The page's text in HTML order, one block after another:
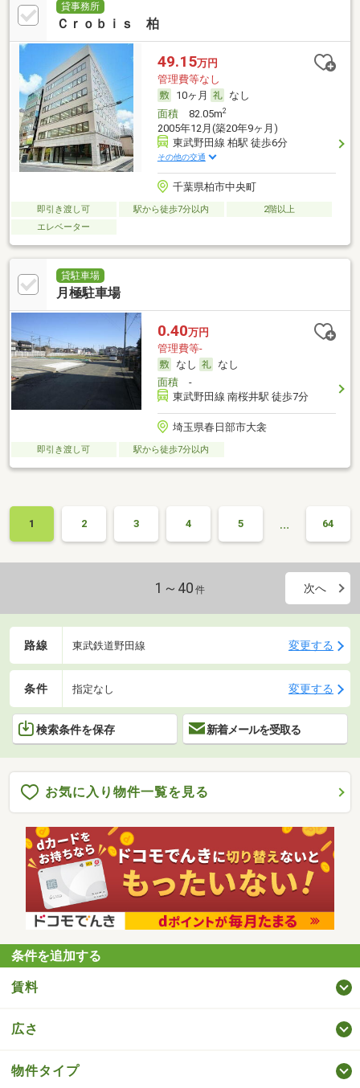
貸事務所
Ｃｒｏｂｉｓ 柏
49.15万円
管理費等なし
10ヶ月
なし
面積82.05m2
2005年12月(築20年9ヶ月)
東武野田線 柏駅 徒歩6分
その他の交通
千葉県柏市中央町
即引き渡し可 駅から徒歩7分以内
2階以上
エレベーター
貸駐車場
月極駐車場
0.40万円
管理費等-
なし
なし
面積-
東武野田線 南桜井駅 徒歩7分
埼玉県春日部市大衾
即引き渡し可 駅から徒歩7分以内
1 2 3 4 5 … 64
1～40 件 次へ
路線 東武鉄道野田線 変更する
条件 指定なし 変更する
検索条件を保存 新着メールを受取る
お気に入り物件一覧を見る
条件を追加する
賃料
広さ
物件タイプ